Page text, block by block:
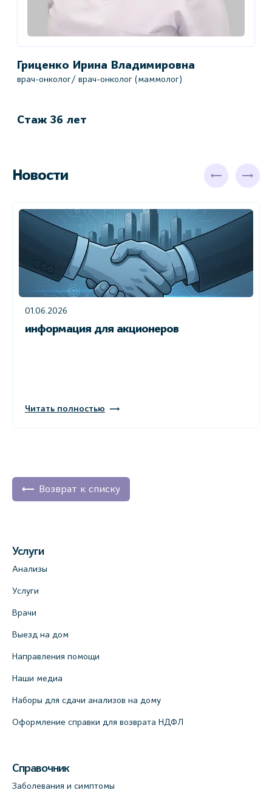
Гриценко Ирина Владимировна
врач-онколог/ врач-онколог (маммолог)
Стаж 36 лет
Новости
01.06.2026
информация для акционеров
Читать полностью
Возврат к списку
Услуги
Анализы
Услуги
Врачи
Выезд на дом
Направления помощи
Наши медиа
Наборы для сдачи анализов на дому
Оформление справки для возврата НДФЛ
Справочник
Заболевания и симптомы